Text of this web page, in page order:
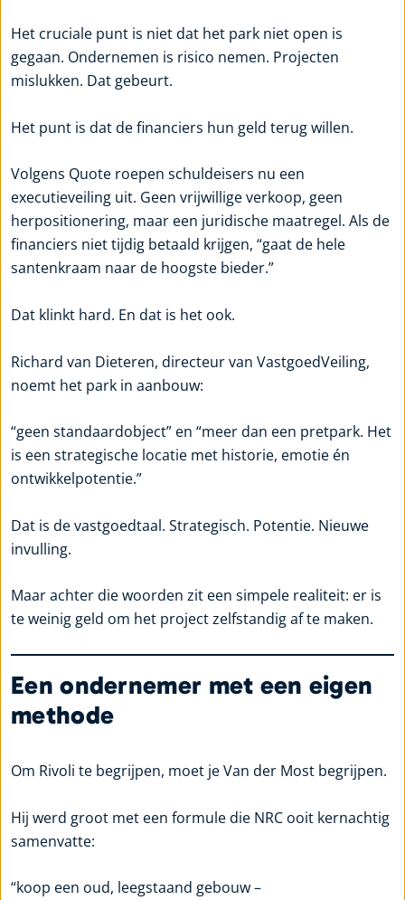
Het cruciale punt is niet dat het park niet open is
gegaan. Ondernemen is risico nemen. Projecten
mislukken. Dat gebeurt.
Het punt is dat de financiers hun geld terug willen.
Volgens Quote roepen schuldeisers nu een
executieveiling uit. Geen vrijwillige verkoop, geen
herpositionering, maar een juridische maatregel. Als de
financiers niet tijdig betaald krijgen, “gaat de hele
santenkraam naar de hoogste bieder.”
Dat klinkt hard. En dat is het ook.
Richard van Dieteren, directeur van VastgoedVeiling,
noemt het park in aanbouw:
“geen standaardobject” en “meer dan een pretpark. Het
is een strategische locatie met historie, emotie én
ontwikkelpotentie.”
Dat is de vastgoedtaal. Strategisch. Potentie. Nieuwe
invulling.
Maar achter die woorden zit een simpele realiteit: er is
te weinig geld om het project zelfstandig af te maken.
Een ondernemer met een eigen
methode
Om Rivoli te begrijpen, moet je Van der Most begrijpen.
Hij werd groot met een formule die NRC ooit kernachtig
samenvatte:
“koop een oud, leegstaand gebouw –